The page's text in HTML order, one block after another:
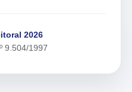
2026
9.504/1997